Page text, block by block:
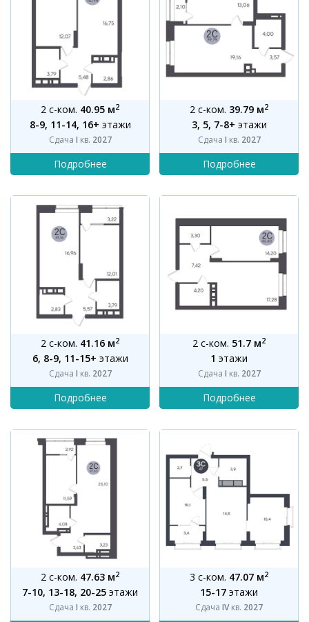
2 с-ком. 40.95 м2
8-9, 11-14, 16+ этажи
Сдача I кв. 2027
2 с-ком. 39.79 м2
3, 5, 7-8+ этажи
Сдача I кв. 2027
2 с-ком. 41.16 м2
6, 8-9, 11-15+ этажи
Сдача I кв. 2027
2 с-ком. 51.7 м2
1 этажи
Сдача I кв. 2027
2 с-ком. 47.63 м2
7-10, 13-18, 20-25 этажи
Сдача I кв. 2027
3 с-ком. 47.07 м2
15-17 этажи
Сдача IVкв. 2027